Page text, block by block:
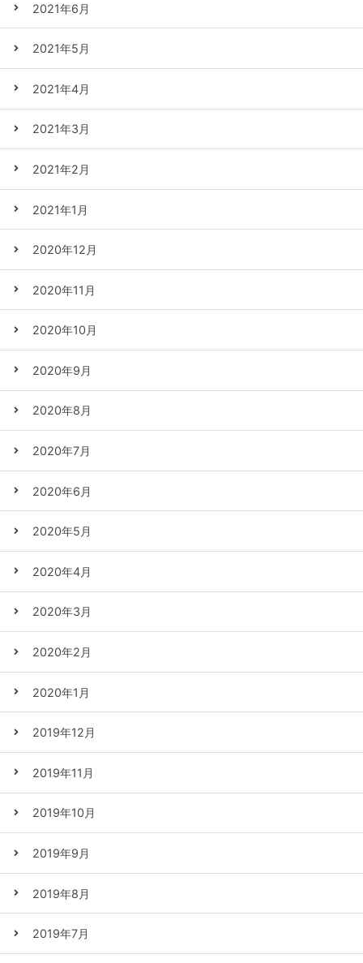
2021年6月
2021年5月
2021年4月
2021年3月
2021年2月
2021年1月
2020年12月
2020年11月
2020年10月
2020年9月
2020年8月
2020年7月
2020年6月
2020年5月
2020年4月
2020年3月
2020年2月
2020年1月
2019年12月
2019年11月
2019年10月
2019年9月
2019年8月
2019年7月